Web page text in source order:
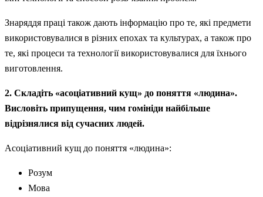
Знаряддя праці також дають інформацію про те, які предмети
використовувалися в різних епохах та культурах, а також про
те, які процеси та технології використовувалися для їхнього
виготовлення.
2. Складіть «асоціативний кущ» до поняття «людина».
Висловіть припущення, чим гомініди найбільше
відрізнялися від сучасних людей.
Асоціативний кущ до поняття «людина»:
Розум
Мова